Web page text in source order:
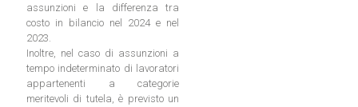
assunzioni e la differenza tra
costo in bilancio nel 2024 e nel
2023.
Inoltre, nel caso di assunzioni a
tempo indeterminato di lavoratori
appartenenti a categorie
meritevoli di tutela, è previsto un